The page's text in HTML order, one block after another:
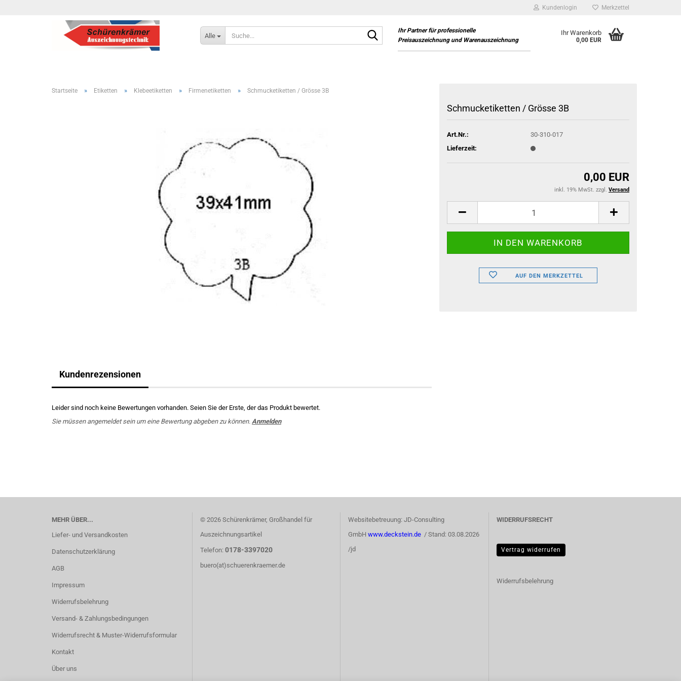
Kundenlogin Merkzettel
Alle
Suche...Ihr Partner für professionelle
Preisauszeichnung und Warenauszeichnung
Ihr Warenkorb
0,00 EUR
Startseite » Etiketten » Klebeetiketten » Firmenetiketten » Schmucketiketten / Grösse 3B
Schmucketiketten / Grösse 3B
Art.Nr.:
30-310-017
Lieferzeit:
0,00 EUR
inkl. 19% MwSt. zzgl. Versand
AUF DEN MERKZETTEL
Kundenrezensionen
Leider sind noch keine Bewertungen vorhanden. Seien Sie der Erste, der das Produkt bewertet.
Sie müssen angemeldet sein um eine Bewertung abgeben zu können. Anmelden
MEHR ÜBER...
Liefer- und Versandkosten
Datenschutzerklärung
AGB
Impressum
Widerrufsbelehrung
Versand- & Zahlungsbedingungen
Widerrufsrecht & Muster-Widerrufsformular
Kontakt
Über uns
© 2026 Schürenkrämer, Großhandel für
Auszeichnungsartikel
Telefon: 0178-3397020
buero(at)schuerenkraemer.de
Websitebetreuung: JD-Consulting
GmbH www.deckstein.de / Stand: 03.08.2026
/jd
WIDERRUFSRECHT
Vertrag widerrufen
Widerrufsbelehrung